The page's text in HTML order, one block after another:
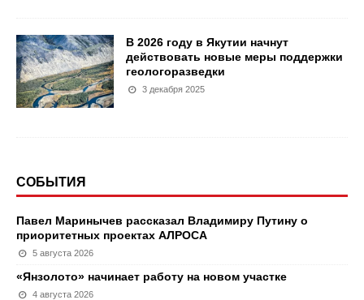
В 2026 году в Якутии начнут
действовать новые меры поддержки
геологоразведки
3 декабря 2025
СОБЫТИЯ
Павел Маринычев рассказал Владимиру Путину о
приоритетных проектах АЛРОСА
5 августа 2026
«Янзолото» начинает работу на новом участке
4 августа 2026